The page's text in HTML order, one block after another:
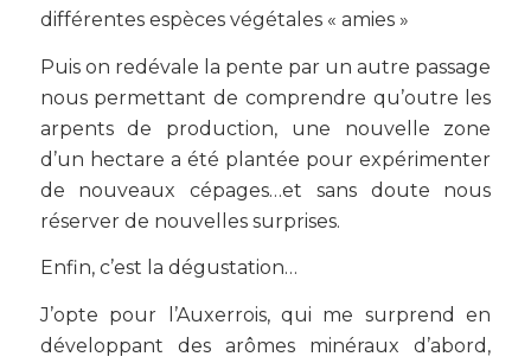
différentes espèces végétales « amies »
Puis on redévale la pente par un autre passage
nous permettant de comprendre qu’outre les
arpents de production, une nouvelle zone
d’un hectare a été plantée pour expérimenter
de nouveaux cépages…et sans doute nous
réserver de nouvelles surprises.
Enfin, c’est la dégustation…
J’opte pour l’Auxerrois, qui me surprend en
développant des arômes minéraux d’abord,